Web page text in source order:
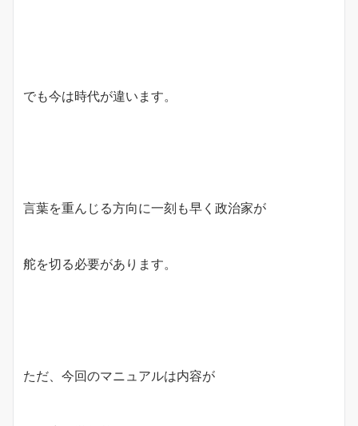
でも今は時代が違います。
言葉を重んじる方向に一刻も早く政治家が
舵を切る必要があります。
ただ、今回のマニュアルは内容が